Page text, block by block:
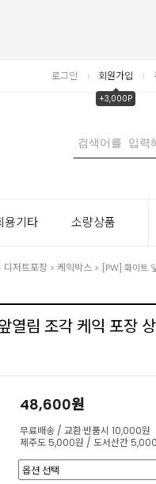
로그인 회원가입
+3,000P
용기타 소량상품
디저트포장 > 케익박스 > [PW] 화이트
열림 조각 케익 포장 상
48,600원
무료배송 / 교환·반품시 10,000원
제주도 5,000원 / 도서산간